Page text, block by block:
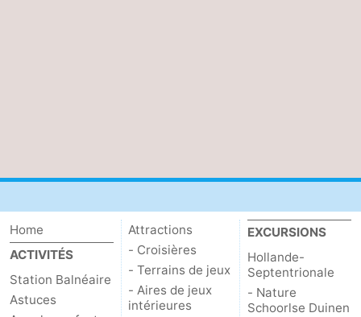
Home
ACTIVITÉS
Station Balnéaire
Astuces
Attractions
- Croisières
- Terrains de jeux
- Aires de jeux
intérieures
EXCURSIONS
Hollande-
Septentrionale
- Nature
Schoorlse Duinen